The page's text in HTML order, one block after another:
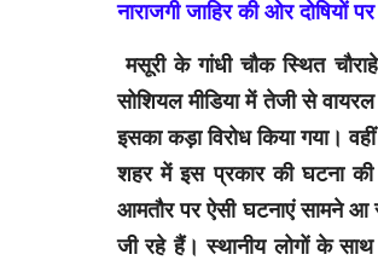
नाराजगी जाहिर की ओर दोषियों
मसूरी के गांधी चौक स्थित
सोशियल मीडिया में तेजी से
इसका कड़ा विरोध किया गया।
शहर में इस प्रकार की घटना की
आमतौर पर ऐसी घटनाएं सामने आ
जी रहे हैं। स्थानीय लोगों के